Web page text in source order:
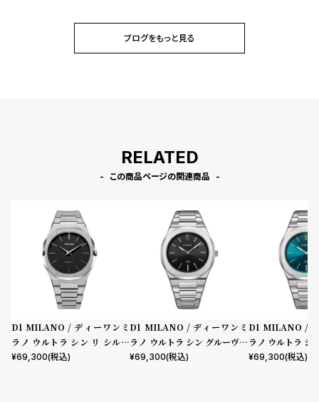
ブログをもっと見る
RELATED
この商品ページの関連商品
D1 MILANO / ディーワンミ
ラノ ウルトラ シン リ シルバ
ー
¥69,300(税込)
D1 MILANO / ディーワンミ
ラノ ウルトラ シン グルーヴィ
ー ブラック
¥69,300(税込)
D1 MILANO /
ラノ ウルトラ シ
ー グリーン
¥69,300(税込)